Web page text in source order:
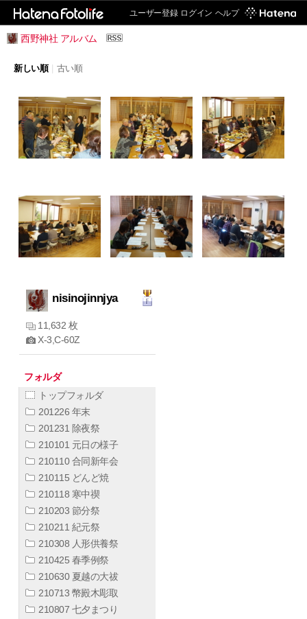
ユーザー登録 ログイン ヘルプ
西野神社 アルバム
新しい順 | 古い順
nisinojinnjya
11,632 枚
X-3,C-60Z
フォルダ
トップフォルダ
201226 年末
201231 除夜祭
210101 元日の様子
210110 合同新年会
210115 どんど焼
210118 寒中禊
210203 節分祭
210211 紀元祭
210308 人形供養祭
210425 春季例祭
210630 夏越の大祓
210713 幣殿木彫取
210807 七夕まつり